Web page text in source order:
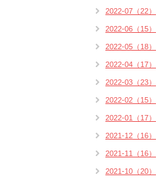
2022-07（22）
2022-06（15）
2022-05（18）
2022-04（17）
2022-03（23）
2022-02（15）
2022-01（17）
2021-12（16）
2021-11（16）
2021-10（20）